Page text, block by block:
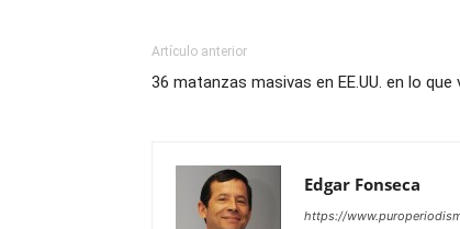
Artículo anterior
36 matanzas masivas en EE.UU. en lo
Edgar Fonseca
https://